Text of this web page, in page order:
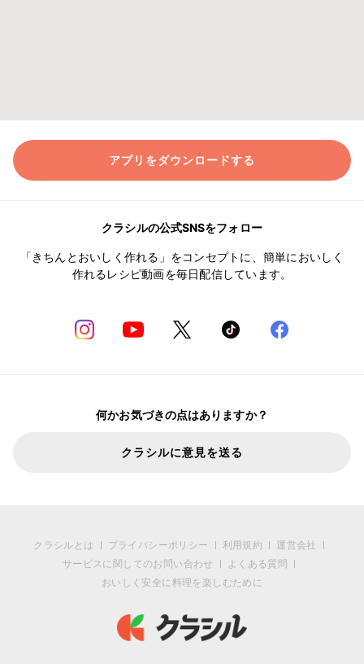
アプリをダウンロードする
クラシルの公式SNSをフォロー
「きちんとおいしく作れる」をコンセプトに、簡単においしく
作れるレシピ動画を毎日配信しています。
何かお気づきの点はありますか？
クラシルに意見を送る
クラシルとは プライバシーポリシー 利用規約
運営会社
サービスに関してのお問い合わせ
よくある質問
おいしく安全に料理を楽しむために